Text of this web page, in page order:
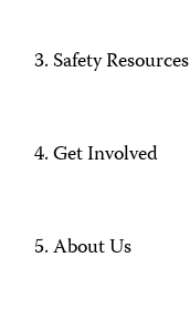
Safety Resources
Get Involved
About Us